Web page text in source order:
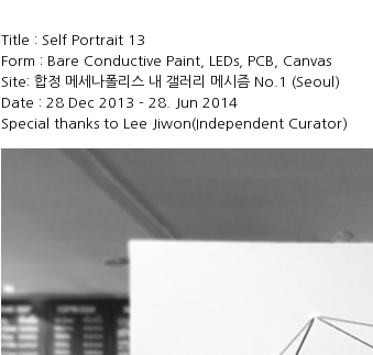
Title : Self Portrait 13
Form : Bare Conductive Paint, LEDs, PCB, Canvas
Site: 합정 메세나폴리스 내 갤러리 메시즘 No.1 (Seoul)
Date : 28 Dec 2013 - 28. Jun 2014
Special thanks to Lee Jiwon(Independent Curator)